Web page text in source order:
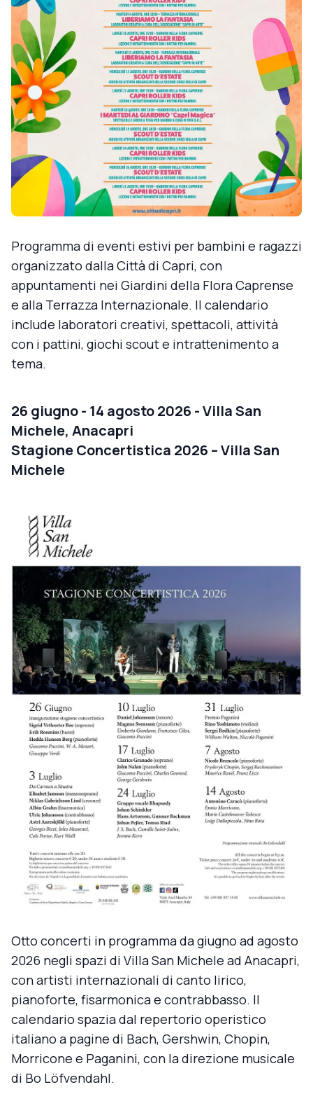
Programma di eventi estivi per bambini e ragazzi
organizzato dalla Città di Capri, con
appuntamenti nei Giardini della Flora Caprense
e alla Terrazza Internazionale. Il calendario
include laboratori creativi, spettacoli, attività
con i pattini, giochi scout e intrattenimento a
tema.
26 giugno - 14 agosto 2026 - Villa San
Michele, Anacapri
Stagione Concertistica 2026 – Villa San
Michele
Otto concerti in programma da giugno ad agosto
2026 negli spazi di Villa San Michele ad Anacapri,
con artisti internazionali di canto lirico,
pianoforte, fisarmonica e contrabbasso. Il
calendario spazia dal repertorio operistico
italiano a pagine di Bach, Gershwin, Chopin,
Morricone e Paganini, con la direzione musicale
di Bo Löfvendahl.